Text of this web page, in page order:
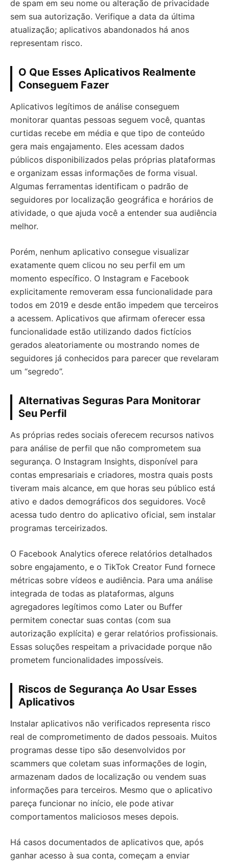
de spam em seu nome ou alteração de privacidade
sem sua autorização. Verifique a data da última
atualização; aplicativos abandonados há anos
representam risco.
O Que Esses Aplicativos Realmente
Conseguem Fazer
Aplicativos legítimos de análise conseguem
monitorar quantas pessoas seguem você, quantas
curtidas recebe em média e que tipo de conteúdo
gera mais engajamento. Eles acessam dados
públicos disponibilizados pelas próprias plataformas
e organizam essas informações de forma visual.
Algumas ferramentas identificam o padrão de
seguidores por localização geográfica e horários de
atividade, o que ajuda você a entender sua audiência
melhor.
Porém, nenhum aplicativo consegue visualizar
exatamente quem clicou no seu perfil em um
momento específico. O Instagram e Facebook
explicitamente removeram essa funcionalidade para
todos em 2019 e desde então impedem que terceiros
a acessem. Aplicativos que afirmam oferecer essa
funcionalidade estão utilizando dados fictícios
gerados aleatoriamente ou mostrando nomes de
seguidores já conhecidos para parecer que revelaram
um “segredo”.
Alternativas Seguras Para Monitorar
Seu Perfil
As próprias redes sociais oferecem recursos nativos
para análise de perfil que não comprometem sua
segurança. O Instagram Insights, disponível para
contas empresariais e criadores, mostra quais posts
tiveram mais alcance, em que horas seu público está
ativo e dados demográficos dos seguidores. Você
acessa tudo dentro do aplicativo oficial, sem instalar
programas terceirizados.
O Facebook Analytics oferece relatórios detalhados
sobre engajamento, e o TikTok Creator Fund fornece
métricas sobre vídeos e audiência. Para uma análise
integrada de todas as plataformas, alguns
agregadores legítimos como Later ou Buffer
permitem conectar suas contas (com sua
autorização explícita) e gerar relatórios profissionais.
Essas soluções respeitam a privacidade porque não
prometem funcionalidades impossíveis.
Riscos de Segurança Ao Usar Esses
Aplicativos
Instalar aplicativos não verificados representa risco
real de comprometimento de dados pessoais. Muitos
programas desse tipo são desenvolvidos por
scammers que coletam suas informações de login,
armazenam dados de localização ou vendem suas
informações para terceiros. Mesmo que o aplicativo
pareça funcionar no início, ele pode ativar
comportamentos maliciosos meses depois.
Há casos documentados de aplicativos que, após
ganhar acesso à sua conta, começam a enviar